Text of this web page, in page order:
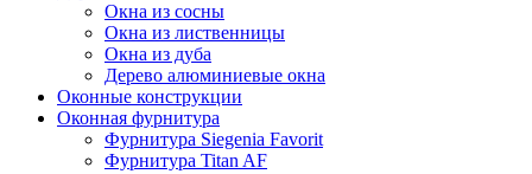
Окна из сосны
Окна из лиственницы
Окна из дуба
Дерево алюминиевые окна
Оконные конструкции
Оконная фурнитура
Фурнитура Siegenia Favorit
Фурнитура Titan AF